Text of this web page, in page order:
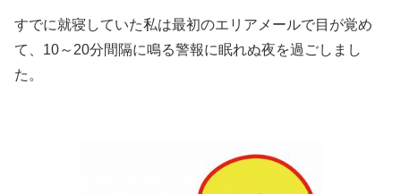
すでに就寝していた私は最初のエリアメールで目が覚め
て、10～20分間隔に鳴る警報に眠れぬ夜を過ごしまし
た。